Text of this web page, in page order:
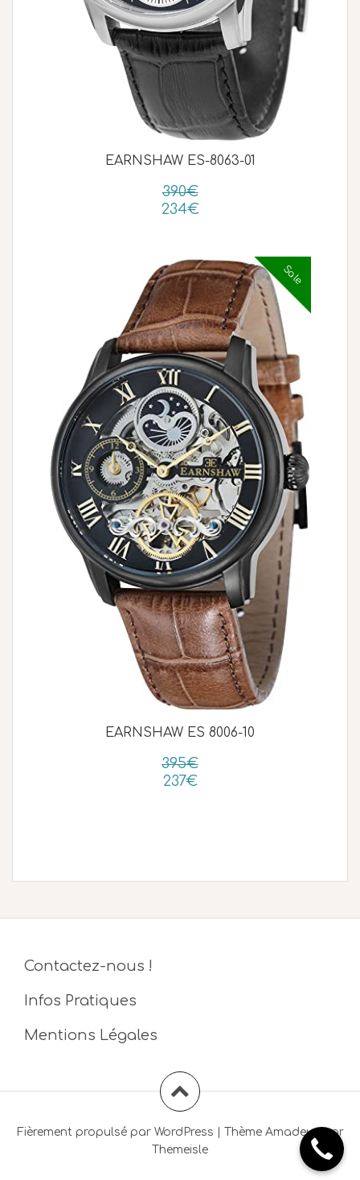
EARNSHAW ES-8063-01
390€
234€
Sale
EARNSHAW ES 8006-10
395€
237€
Contactez-nous !
Infos Pratiques
Mentions Légales
Fièrement propulsé par WordPress Thème Amadeus
par
Themeisle